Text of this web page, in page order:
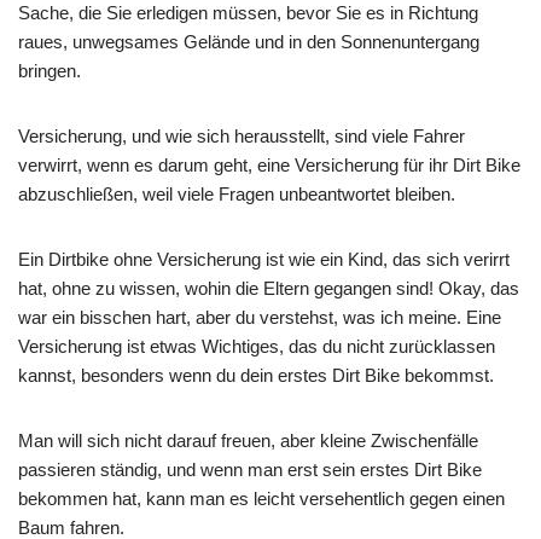
Sache, die Sie erledigen müssen, bevor Sie es in Richtung
raues, unwegsames Gelände und in den Sonnenuntergang
bringen.
Versicherung, und wie sich herausstellt, sind viele Fahrer
verwirrt, wenn es darum geht, eine Versicherung für ihr Dirt Bike
abzuschließen, weil viele Fragen unbeantwortet bleiben.
Ein Dirtbike ohne Versicherung ist wie ein Kind, das sich verirrt
hat, ohne zu wissen, wohin die Eltern gegangen sind! Okay, das
war ein bisschen hart, aber du verstehst, was ich meine. Eine
Versicherung ist etwas Wichtiges, das du nicht zurücklassen
kannst, besonders wenn du dein erstes Dirt Bike bekommst.
Man will sich nicht darauf freuen, aber kleine Zwischenfälle
passieren ständig, und wenn man erst sein erstes Dirt Bike
bekommen hat, kann man es leicht versehentlich gegen einen
Baum fahren.